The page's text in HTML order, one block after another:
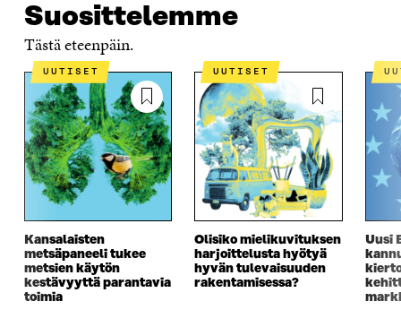
Suosittelemme
Tästä eteenpäin.
UUTISET
Kansalaisten
metsäpaneeli tukee
metsien käytön
kestävyyttä parantavia
toimia
UUTISET
Olisiko mielikuvituksen
harjoittelusta hyötyä
hyvän tulevaisuuden
rakentamisessa?
Uusi